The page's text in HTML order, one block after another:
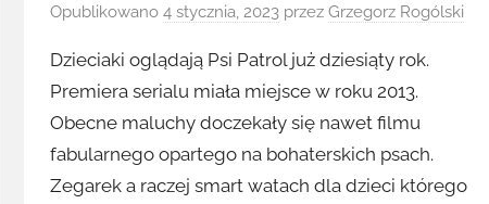
Opublikowano4 stycznia, 2023 przezGrzegorz Rogólski
Dzieciaki oglądają Psi Patrol już dziesiąty rok.
Premiera serialu miała miejsce w roku 2013.
Obecne maluchy doczekały się nawet filmu
fabularnego opartego na bohaterskich psach.
Zegarek a raczej smart watach dla dzieci którego